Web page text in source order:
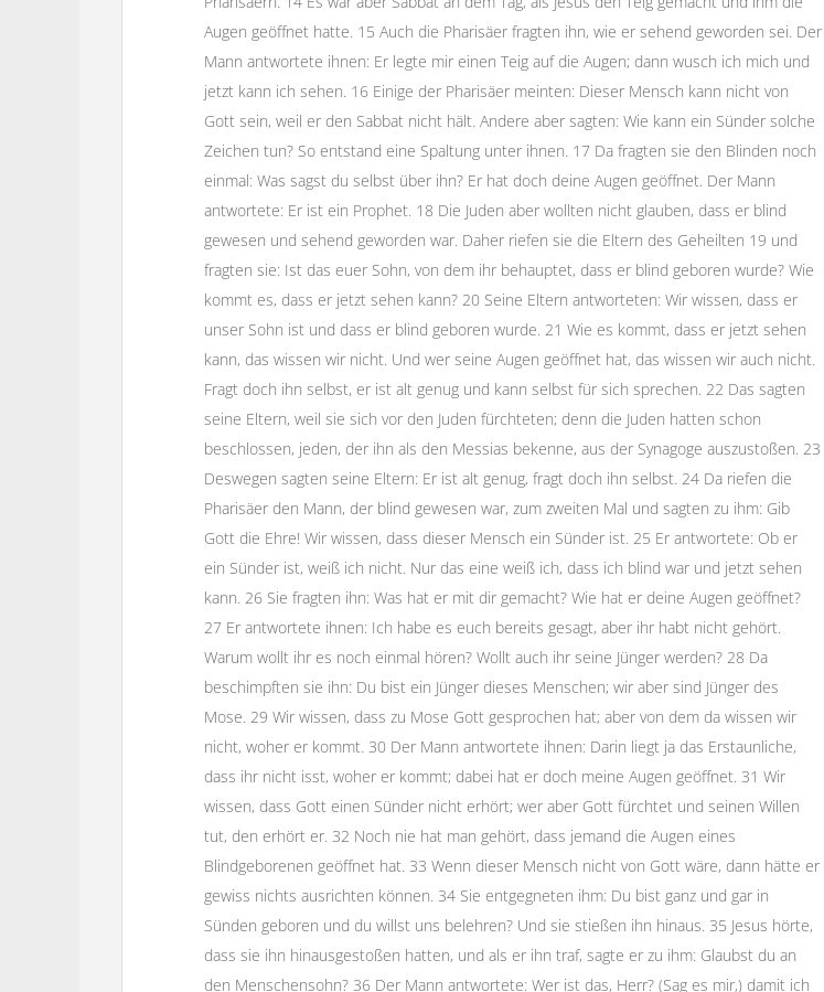
Augen geöffnet hatte. 15 Auch die Pharisäer fragten ihn, wie er sehend geworden sei. Der
Mann antwortete ihnen: Er legte mir einen Teig auf die Augen; dann wusch ich mich und
jetzt kann ich sehen. 16 Einige der Pharisäer meinten: Dieser Mensch kann nicht von
Gott sein, weil er den Sabbat nicht hält. Andere aber sagten: Wie kann ein Sünder solche
Zeichen tun? So entstand eine Spaltung unter ihnen. 17 Da fragten sie den Blinden noch
einmal: Was sagst du selbst über ihn? Er hat doch deine Augen geöffnet. Der Mann
antwortete: Er ist ein Prophet. 18 Die Juden aber wollten nicht glauben, dass er blind
gewesen und sehend geworden war. Daher riefen sie die Eltern des Geheilten 19 und
fragten sie: Ist das euer Sohn, von dem ihr behauptet, dass er blind geboren wurde? Wie
kommt es, dass er jetzt sehen kann? 20 Seine Eltern antworteten: Wir wissen, dass er
unser Sohn ist und dass er blind geboren wurde. 21 Wie es kommt, dass er jetzt sehen
kann, das wissen wir nicht. Und wer seine Augen geöffnet hat, das wissen wir auch nicht.
Fragt doch ihn selbst, er ist alt genug und kann selbst für sich sprechen. 22 Das sagten
seine Eltern, weil sie sich vor den Juden fürchteten; denn die Juden hatten schon
beschlossen, jeden, der ihn als den Messias bekenne, aus der Synagoge auszustoßen. 23
Deswegen sagten seine Eltern: Er ist alt genug, fragt doch ihn selbst. 24 Da riefen die
Pharisäer den Mann, der blind gewesen war, zum zweiten Mal und sagten zu ihm: Gib
Gott die Ehre! Wir wissen, dass dieser Mensch ein Sünder ist. 25 Er antwortete: Ob er
ein Sünder ist, weiß ich nicht. Nur das eine weiß ich, dass ich blind war und jetzt sehen
kann. 26 Sie fragten ihn: Was hat er mit dir gemacht? Wie hat er deine Augen geöffnet?
27 Er antwortete ihnen: Ich habe es euch bereits gesagt, aber ihr habt nicht gehört.
Warum wollt ihr es noch einmal hören? Wollt auch ihr seine Jünger werden? 28 Da
beschimpften sie ihn: Du bist ein Jünger dieses Menschen; wir aber sind Jünger des
Mose. 29 Wir wissen, dass zu Mose Gott gesprochen hat; aber von dem da wissen wir
nicht, woher er kommt. 30 Der Mann antwortete ihnen: Darin liegt ja das Erstaunliche,
dass ihr nicht isst, woher er kommt; dabei hat er doch meine Augen geöffnet. 31 Wir
wissen, dass Gott einen Sünder nicht erhört; wer aber Gott fürchtet und seinen Willen
tut, den erhört er. 32 Noch nie hat man gehört, dass jemand die Augen eines
Blindgeborenen geöffnet hat. 33 Wenn dieser Mensch nicht von Gott wäre, dann hätte er
gewiss nichts ausrichten können. 34 Sie entgegneten ihm: Du bist ganz und gar in
Sünden geboren und du willst uns belehren? Und sie stießen ihn hinaus. 35 Jesus hörte,
dass sie ihn hinausgestoßen hatten, und als er ihn traf, sagte er zu ihm: Glaubst du an
den Menschensohn? 36 Der Mann antwortete: Wer ist das, Herr? (Sag es mir,) damit ich